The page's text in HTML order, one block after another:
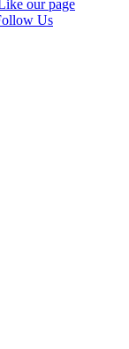
our page
Us